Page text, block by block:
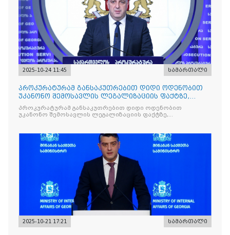
2025-10-24 11:45 სამართალი
პროკურატურამ განსაკუთრებით დიდი ოდენობით
უკანონო შემოსავლის ლეგალიზაციის ფაქტზე,
საქართველოს ყოფილ პ
პროკურატურამ განსაკუთრებით დიდი ოდენობით
უკანონო შემოსავლის ლეგალიზაციის ფაქტზე,
2025-10-21 17:21 სამართალი